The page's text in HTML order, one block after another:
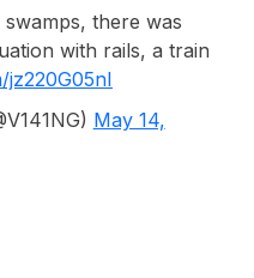
there was
with rails, a train
jz220G05nI
May 14,